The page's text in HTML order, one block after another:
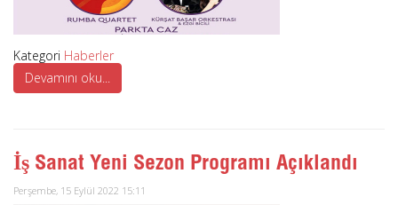
Kategori Haberler
Devamını oku...
İş Sanat Yeni Sezon Programı Açıklandı
Perşembe, 15 Eylül 2022 15:11